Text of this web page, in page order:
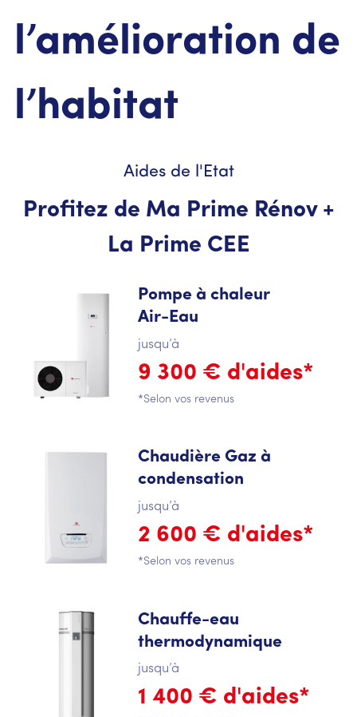
l’amélioration de
l’habitat
Aides de l'Etat
Profitez de Ma Prime Rénov +
La Prime CEE
Pompe à chaleur
Air-Eau
jusqu’à
9 300 € d'aides*
*Selon vos revenus
Chaudière Gaz à
condensation
jusqu’à
2 600 € d'aides*
*Selon vos revenus
Chauffe-eau
thermodynamique
jusqu’à
1 400 € d'aides*